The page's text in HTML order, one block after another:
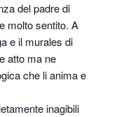
del padre di
molto sentito. A
e il murales di
atto ma ne
che li anima e
inagibili